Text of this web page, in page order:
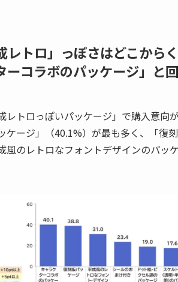
レトロ」っぽさはどこから
ーコラボのパッケージ」と
レトロっぽいパッケージ」で購入意向
ケージ」（40.1%）が最も多く、「復
風のレトロなフォントデザインのパ